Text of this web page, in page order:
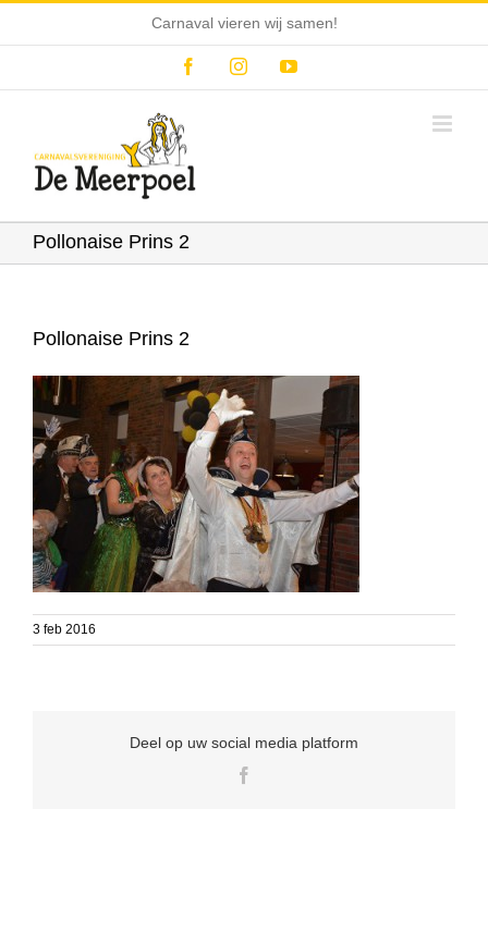
Carnaval vieren wij samen!
FacebookInstagramYouTube
Pollonaise Prins 2
Pollonaise Prins 2
3 feb 2016
Deel op uw social media platform